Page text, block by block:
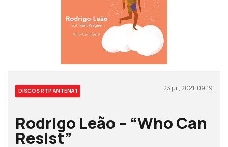
DISCOS RTP ANTENA 1 23 jul, 2021, 09:19
Rodrigo Leão – “Who Can
Resist”